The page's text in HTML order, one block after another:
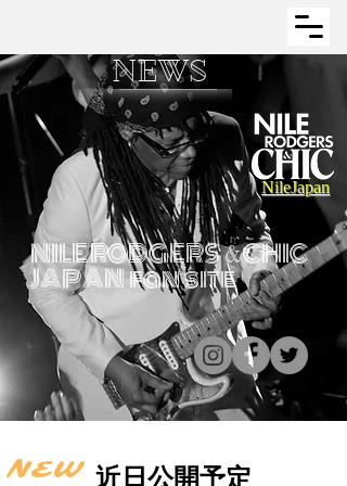
NEWS
NileJapan
NILE RODGERS&CHIC
JAPAN fan site
近日公開予定
NEW